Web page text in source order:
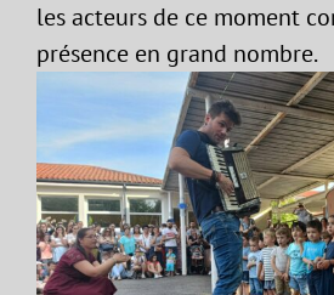
les acteurs de ce moment
présence en grand nombre.